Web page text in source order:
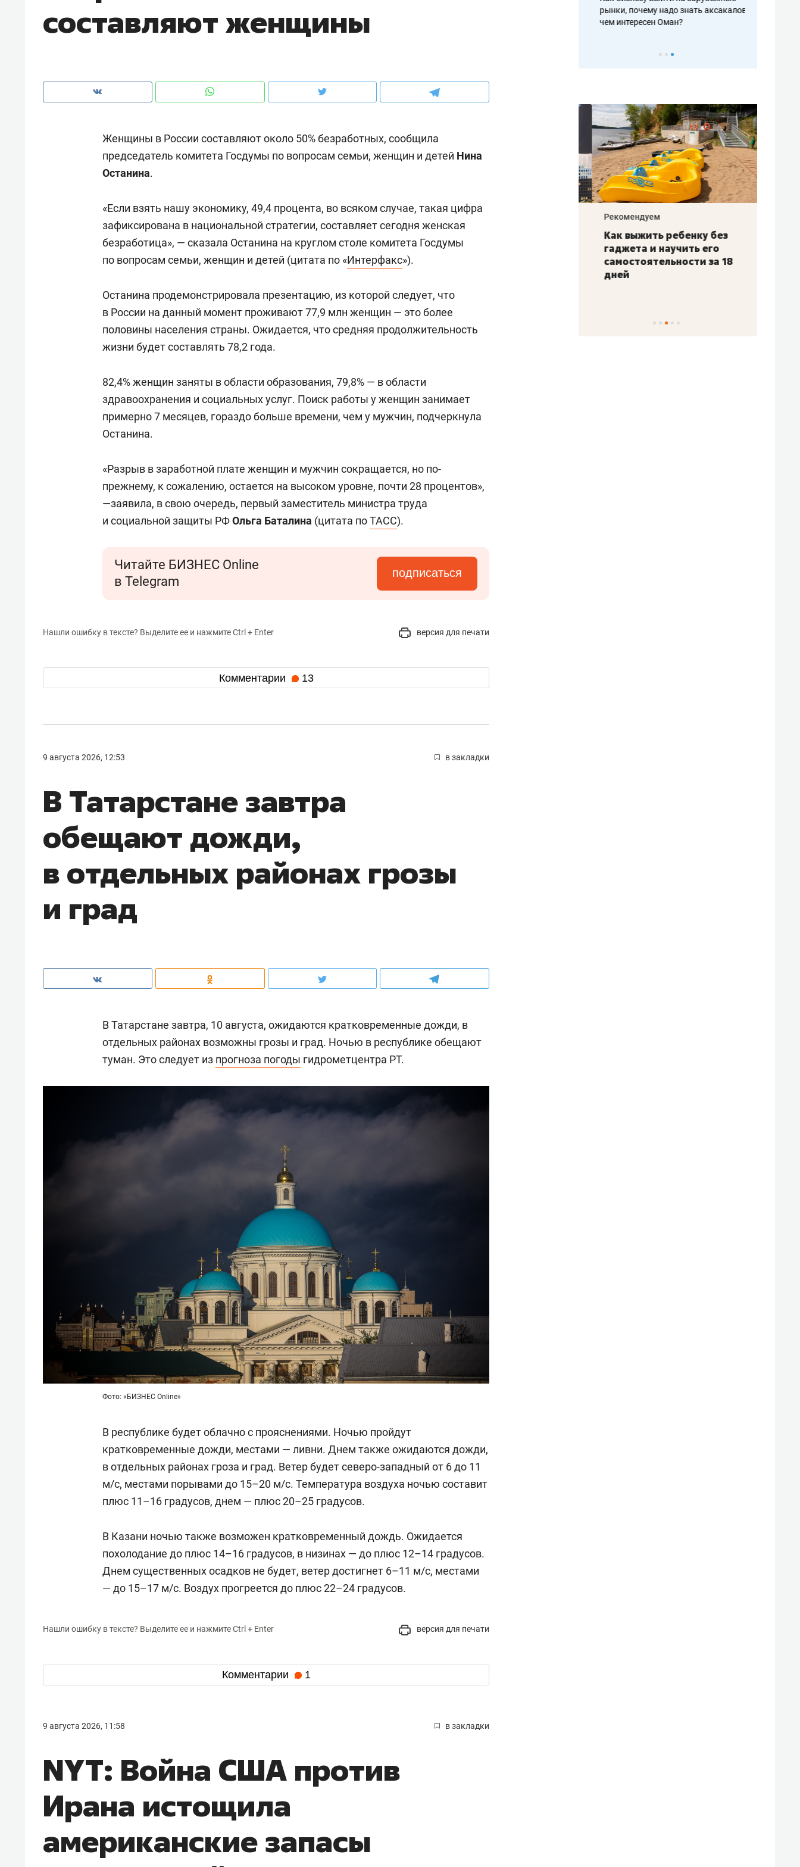
составляют женщины
Женщины в России составляют около 50% безработных, сообщила
председатель комитета Госдумы по вопросам семьи, женщин и детей Нина
Останина.
«Если взять нашу экономику, 49,4 процента, во всяком случае, такая цифра
зафиксирована в национальной стратегии, составляет сегодня женская
безработица», — сказала Останина на круглом столе комитета Госдумы
по вопросам семьи, женщин и детей (цитата по «Интерфакс»).
Останина продемонстрировала презентацию, из которой следует, что
в России на данный момент проживают 77,9 млн женщин — это более
половины населения страны. Ожидается, что средняя продолжительность
жизни будет составлять 78,2 года.
82,4% женщин заняты в области образования, 79,8% — в области
здравоохранения и социальных услуг. Поиск работы у женщин занимает
примерно 7 месяцев, гораздо больше времени, чем у мужчин, подчеркнула
Останина.
«Разрыв в заработной плате женщин и мужчин сокращается, но по-
прежнему, к сожалению, остается на высоком уровне, почти 28 процентов»,
—заявила, в свою очередь, первый заместитель министра труда
и социальной защиты РФОльга Баталина (цитата поТАСС).
Читайте БИЗНЕС Online
в Telegram
подписаться
Нашли ошибку в тексте? Выделите ее и нажмите Ctrl + Enter версия для печати
Комментарии 13
9 августа 2026, 12:53 в закладки
В Татарстане завтра
обещают дожди,
в отдельных районах грозы
и град
В Татарстане завтра, 10 августа, ожидаются кратковременные дожди, в
отдельных районах возможны грозы и град. Ночью в республике обещают
туман. Это следует из прогноза погоды гидрометцентра РТ.
Фото: «БИЗНЕС Online»
В республике будет облачно с прояснениями. Ночью пройдут
кратковременные дожди, местами — ливни. Днем также ожидаются дожди,
в отдельных районах гроза и град. Ветер будет северо-западный от 6 до 11
м/с, местами порывами до 15–20 м/с. Температура воздуха ночью составит
плюс 11–16 градусов, днем — плюс 20–25 градусов.
В Казани ночью также возможен кратковременный дождь. Ожидается
похолодание до плюс 14–16 градусов, в низинах — до плюс 12–14 градусов.
Днем существенных осадков не будет, ветер достигнет 6–11 м/c, местами
— до 15–17 м/с. Воздух прогреется до плюс 22–24 градусов.
Нашли ошибку в тексте? Выделите ее и нажмите Ctrl + Enter версия для печати
Комментарии 1
9 августа 2026, 11:58 в закладки
NYT: Война США против
Ирана истощила
американские запасы
чем интересен Оман?
клиентах и чудных запросах мастеров
рынки, почему надо знать аксакалов и
чем интересен Оман?
Оставить шум за волной: как
строят тишину в казанском
ЖК «Заря»
Рекомендуем
Психотерапевт «Фороса»:
«Директорский невроз» –
когда человек не считает
Рекомендуем
Наседкина: «Ремонт вместе
с мебелью за 2 миллиона –
Рекомендуем
Как выжить ребенку без
гаджета и научить его
самостоятельности за 18
дней